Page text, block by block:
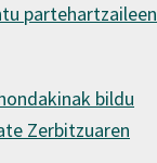
partehartzaileen
bildu
Zerbitzuaren